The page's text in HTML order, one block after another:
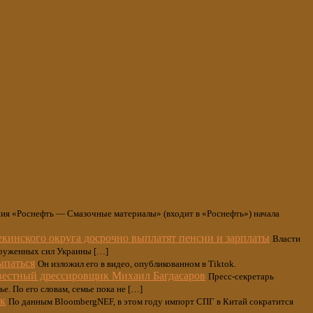
«Роснефть — Смазочные материалы» (входит в «Роснефть») начала
округа досрочно выплатят пенсии и зарплаты Власти
сил Украины […]
Он изложил его в видео, опубликованном в Tiktok.
дрессировщик Михаил Багдасаров Пресс-секретарь
По его словам, семье пока не […]
По данным BloombergNEF, в этом году импорт СПГ в Китай сократится